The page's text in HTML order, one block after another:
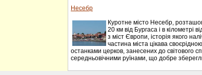
Несебр
Куротне місто Несебр,
20 км від Бургаса і в кілометрі
з міст Європи, історія якого
частина міста цікава
останками церков, занесених до світового
середньовічними руїнами, що добре